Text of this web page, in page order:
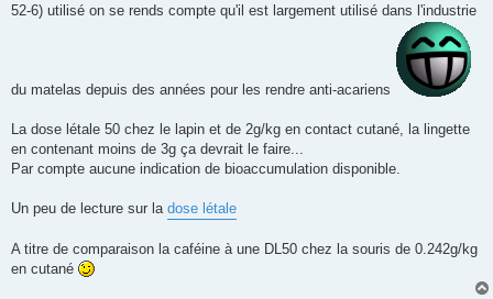
a
52-6) utilisé on se rends compte qu'il est largement utilisé dans l'industrie
du matelas depuis des années pour les rendre anti-acariens
La dose létale 50 chez le lapin et de 2g/kg en contact cutané, la lingette
en contenant moins de 3g ça devrait le faire...
Par compte aucune indication de bioaccumulation disponible.
Un peu de lecture sur la dose létale
A titre de comparaison la caféine à une DL50 chez la souris de 0.242g/kg
en cutané